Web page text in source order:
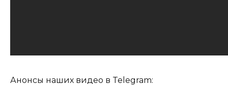
Анонсы наших видео в Telegram: